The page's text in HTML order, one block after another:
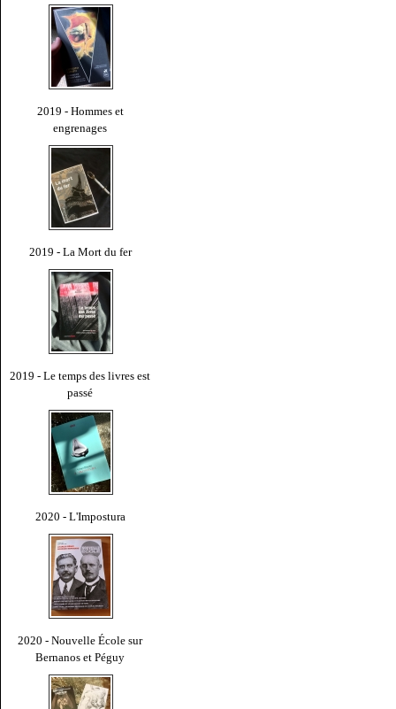
2019 - Hommes et
engrenages
2019 - La Mort du fer
2019 - Le temps des livres est
passé
2020 - L'Impostura
2020 - Nouvelle École sur
Bernanos et Péguy